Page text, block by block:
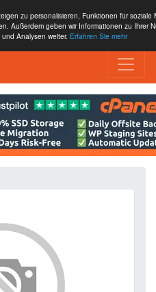
zu personalisieren, Funktionen für
Außerdem geben wir Informationen zu Ihrer
Analysen weiter. Erfahren Sie mehr